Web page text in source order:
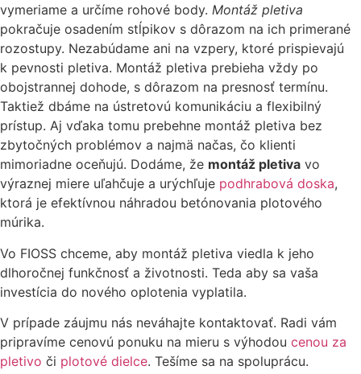
vymeriame a určíme rohové body. Montáž pletiva
pokračuje osadením stĺpikov s dôrazom na ich primerané
rozostupy. Nezabúdame ani na vzpery, ktoré prispievajú
k pevnosti pletiva. Montáž pletiva prebieha vždy po
obojstrannej dohode, s dôrazom na presnosť termínu.
Taktiež dbáme na ústretovú komunikáciu a flexibilný
prístup. Aj vďaka tomu prebehne montáž pletiva bez
zbytočných problémov a najmä načas, čo klienti
mimoriadne oceňujú. Dodáme, že montáž pletiva vo
výraznej miere uľahčuje a urýchľuje podhrabová doska,
ktorá je efektívnou náhradou betónovania plotového
múrika.
Vo FIOSS chceme, aby montáž pletiva viedla k jeho
dlhoročnej funkčnosť a životnosti. Teda aby sa vaša
investícia do nového oplotenia vyplatila.
V prípade záujmu nás neváhajte kontaktovať. Radi vám
pripravíme cenovú ponuku na mieru s výhodou cenou za
pletivo či plotové dielce. Tešíme sa na spoluprácu.